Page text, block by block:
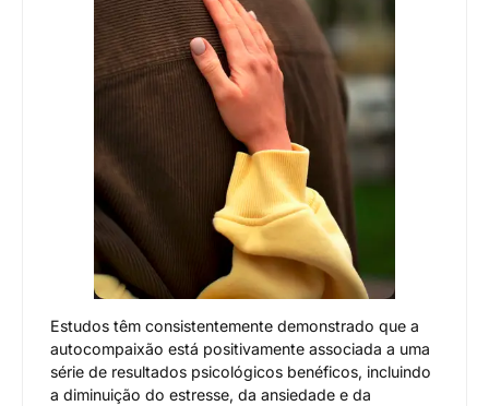
Estudos têm consistentemente demonstrado que a
autocompaixão está positivamente associada a uma
série de resultados psicológicos benéficos, incluindo
a diminuição do estresse, da ansiedade e da